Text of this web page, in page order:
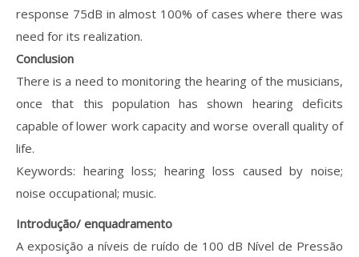
response 75dB in almost 100% of cases where there was
need for its realization.
Conclusion
There is a need to monitoring the hearing of the musicians,
once that this population has shown hearing deficits
capable of lower work capacity and worse overall quality of
life.
Keywords: hearing loss; hearing loss caused by noise;
noise occupational; music.
Introdução/ enquadramento
A exposição a níveis de ruído de 100 dB Nível de Pressão